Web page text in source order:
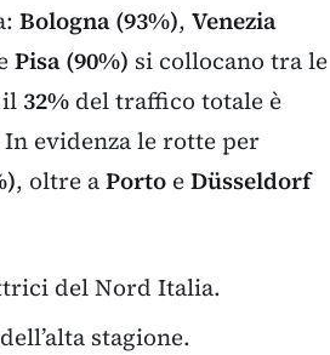
Bologna (93%), Venezia
Pisa (90%) si collocano tra le
il 32% del traffico totale è
In evidenza le rotte per
, oltre aPorto eDüsseldorf
del Nord Italia.
stagione.